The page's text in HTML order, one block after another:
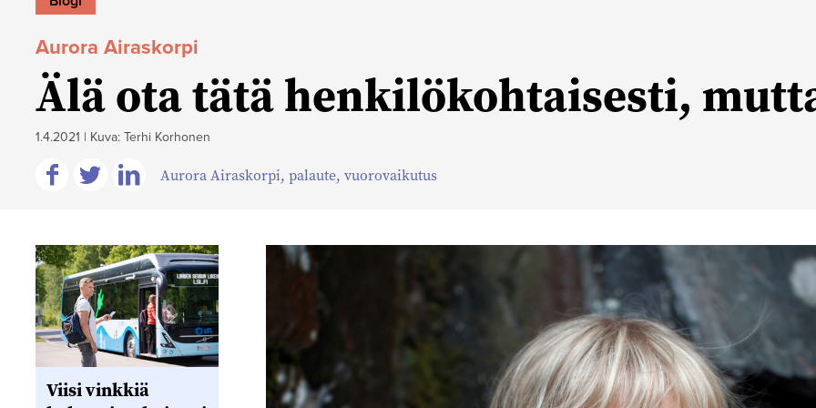
Aurora Airaskorpi
Älä ota tätä henkilökohtaisesti,
1.4.2021 | Kuva: Terhi Korhonen
Facebookissa
Twitterissä
Linkedinissä
Aurora Airaskorpi, palaute, vuorovaikutus
Viisi vinkkiä